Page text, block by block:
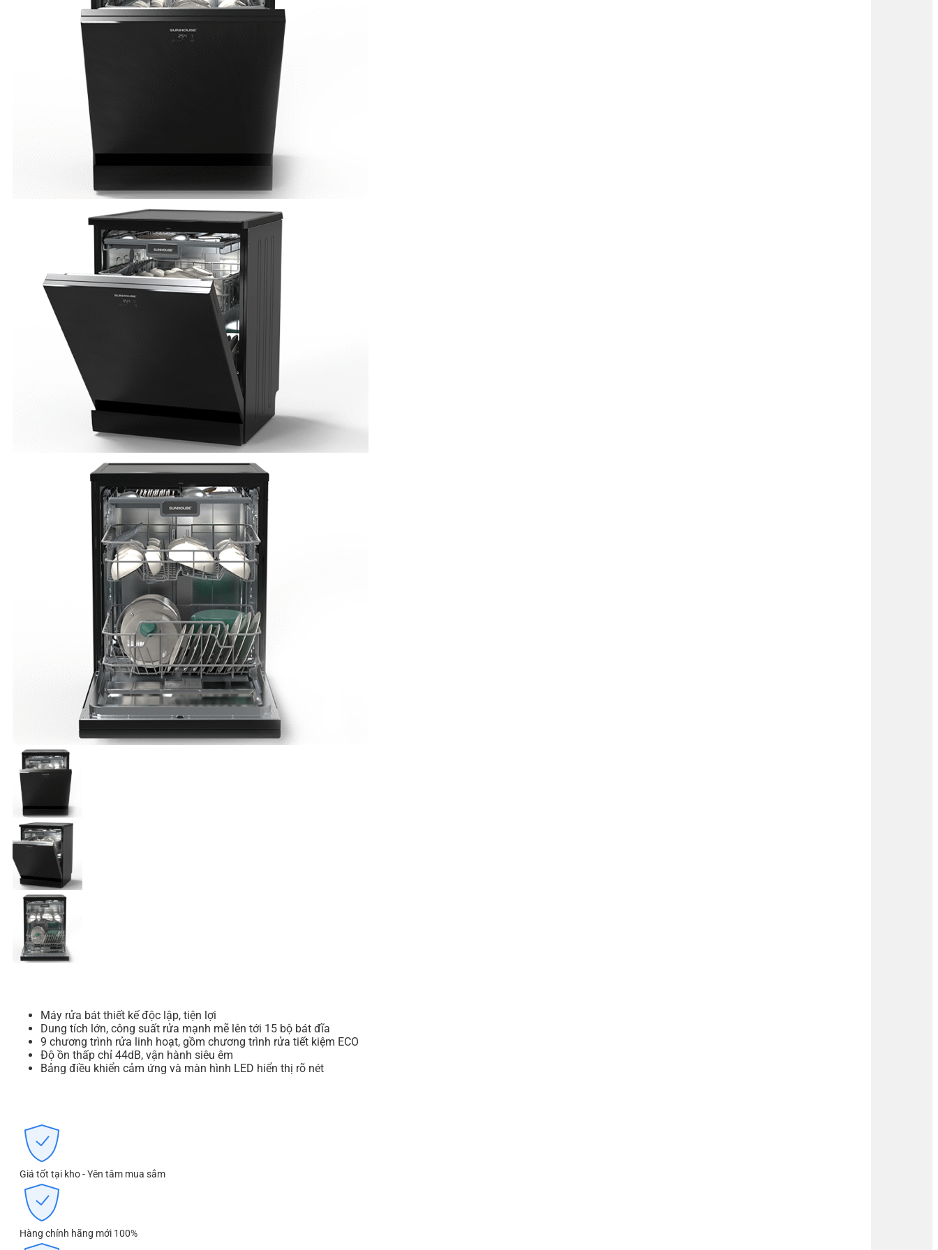
Máy rửa bát thiết kế độc lập, tiện lợi
Dung tích lớn, công suất rửa mạnh mẽ lên tới 15 bộ bát đĩa
9 chương trình rửa linh hoạt, gồm chương trình rửa tiết kiệm ECO
Độ ồn thấp chỉ 44dB, vận hành siêu êm
Bảng điều khiển cảm ứng và màn hình LED hiển thị rõ nét
Giá tốt tại kho - Yên tâm mua sắm
Hàng chính hãng mới 100%